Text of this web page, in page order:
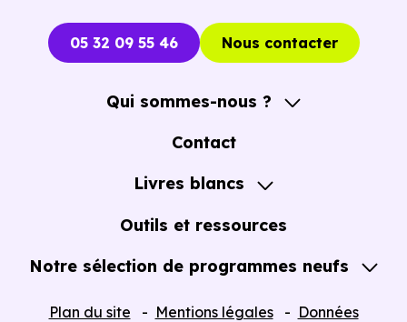
05 32 09 55 46 Nous contacter
Qui sommes-nous ?
A propos
Contact
Livres blancs
Guide de l'Achat immobilier neuf en VEFA
Outils et ressources
Notre sélection de programmes neufs
Plan du site Mentions légales
Données